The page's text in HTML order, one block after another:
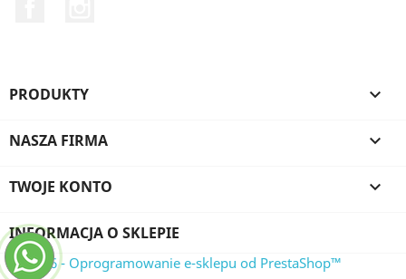
PRODUKTY 
NASZA FIRMA 
TWOJE KONTO 
INFORMACJA O SKLEPIE
© 2026 - Oprogramowanie e-sklepu od PrestaShop™